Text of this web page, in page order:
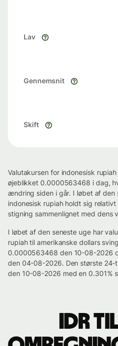
Lav
Gennemsnit
Skift
Valutakursen for indonesisk
øjeblikket 0.0000563468 i dag,
ændring siden i går. I løbet af
indonesisk rupiah holdt sig
stigning sammenlignet med dens
I løbet af den seneste uge har
rupiah til amerikanske dollars
0.0000563468 den 10-08-2026
den 04-08-2026. Den største
den 10-08-2026 med en 0.301%
IDR